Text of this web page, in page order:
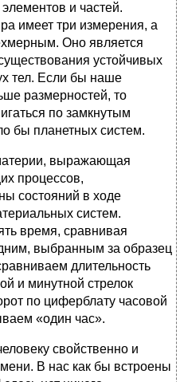
и частей.
имеет три измерения, а
Оно является
устойчивых
тел. Если бы наше
размерностей, то
по замкнутым
бы планетных систем.
выражающая
процессов,
состояний в ходе
систем.
время, сравнивая
выбранным за образец
длительность
и минутной стрелок
по циферблату часовой
«один час».
свойственно и
В нас как бы встроены